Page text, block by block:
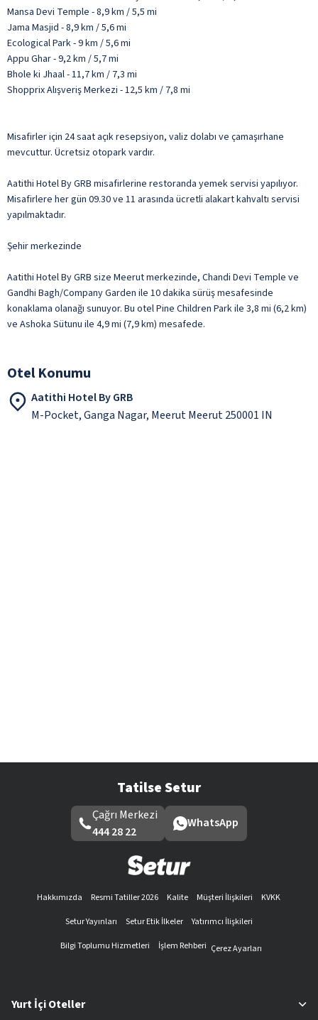
Mansa Devi Temple - 8,9 km / 5,5 mi
Jama Masjid - 8,9 km / 5,6 mi
Ecological Park - 9 km / 5,6 mi
Appu Ghar - 9,2 km / 5,7 mi
Bhole ki Jhaal - 11,7 km / 7,3 mi
Shopprix Alışveriş Merkezi - 12,5 km / 7,8 mi
Misafirler için 24 saat açık resepsiyon, valiz dolabı ve çamaşırhane
mevcuttur. Ücretsiz otopark vardır.
Aatithi Hotel By GRB misafirlerine restoranda yemek servisi yapılıyor.
Misafirlere her gün 09.30 ve 11 arasında ücretli alakart kahvaltı servisi
yapılmaktadır.
Şehir merkezinde
Aatithi Hotel By GRB size Meerut merkezinde, Chandi Devi Temple ve
Gandhi Bagh/Company Garden ile 10 dakika sürüş mesafesinde
konaklama olanağı sunuyor. Bu otel Pine Children Park ile 3,8 mi (6,2 km)
ve Ashoka Sütunu ile 4,9 mi (7,9 km) mesafede.
Otel Konumu
Aatithi Hotel By GRB
M-Pocket, Ganga Nagar, Meerut Meerut 250001 IN
Tatilse Setur
Çağrı Merkezi
444 28 22
WhatsApp
Hakkımızda Resmi Tatiller 2026 Kalite Müşteri İlişkileri
KVKK
Setur Yayınları
Setur Etik İlkeler
Yatırımcı İlişkileri
Bilgi Toplumu Hizmetleri
İşlem Rehberi Çerez Ayarları
Yurt İçi Oteller